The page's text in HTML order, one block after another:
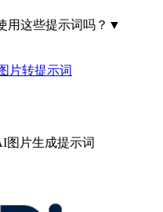
用这些提示词吗？ ▼
片转提示词
图片生成提示词